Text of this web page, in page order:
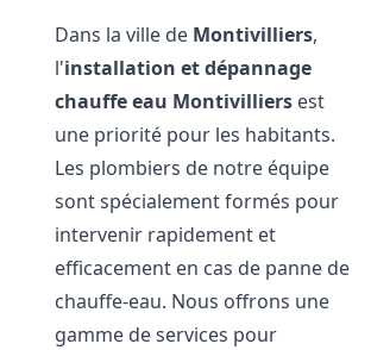
Dans la ville de Montivilliers,
l'installation et dépannage
chauffe eau Montivilliers est
une priorité pour les habitants.
Les plombiers de notre équipe
sont spécialement formés pour
intervenir rapidement et
efficacement en cas de panne de
chauffe-eau. Nous offrons une
gamme de services pour